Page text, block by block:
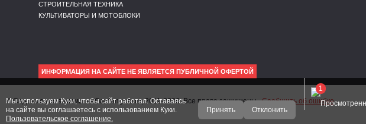
СТРОИТЕЛЬНАЯ ТЕХНИКА
КУЛЬТИВАТОРЫ И МОТОБЛОКИ
ИНФОРМАЦИЯ НА САЙТЕ НЕ ЯВЛЯЕТСЯ ПУБЛИЧНОЙ ОФЕРТОЙ
© Садовые механизмы — Gardengear.ru, 2011-2026. Все права защищены.Сообщить об ошибке
1
Мы используем Куки, чтобы сайт работал. Оставаясь
на сайте вы соглашаетесь с использованием Куки.
Пользовательское соглашение.
Принять Отклонить